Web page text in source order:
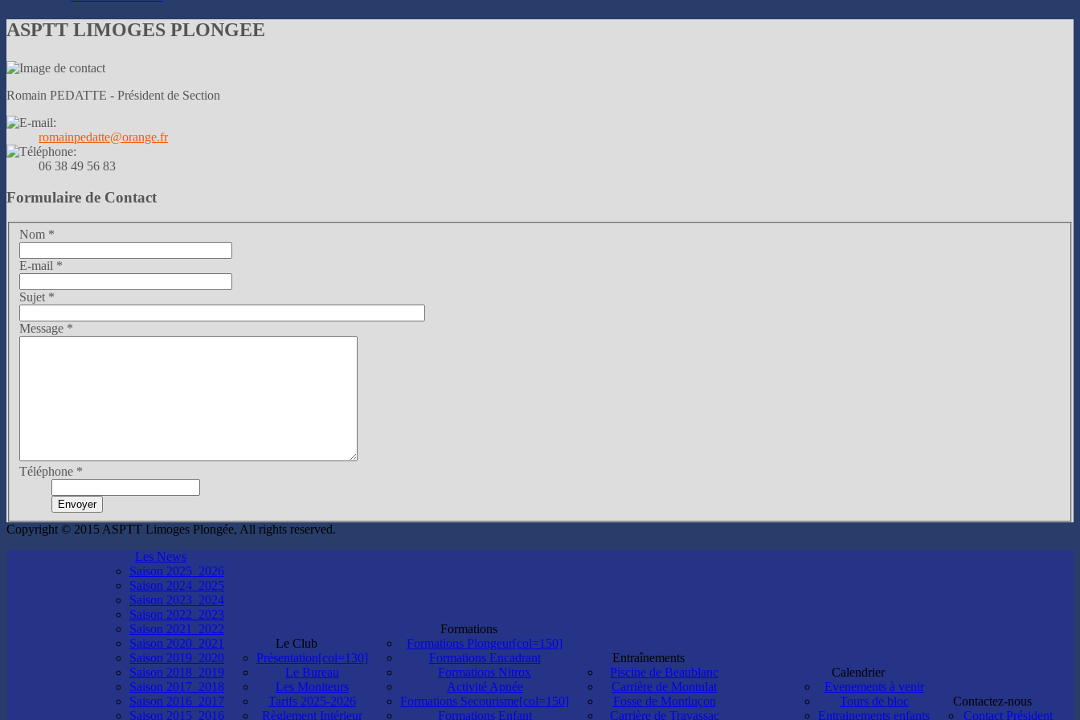
ASPTT LIMOGES PLONGEE
Romain PEDATTE - Président de Section
romainpedatte@orange.fr
06 38 49 56 83
Formulaire de Contact
Nom *
E-mail *
Sujet *
Message *
Téléphone *
Envoyer
Copyright © 2015 ASPTT Limoges Plongée, All rights reserved.
Les News
Saison 2025_2026
Saison 2024_2025
Saison 2023_2024
Saison 2022_2023
Saison 2021_2022
Saison 2020_2021
Saison 2019_2020
Saison 2018_2019
Saison 2017_2018
Saison 2016_2017
Saison 2015_2016
Le Club
Présentation[col=130]
Le Bureau
Les Moniteurs
Tarifs 2025-2026
Règlement Intérieur
Formations
Formations Plongeur[col=150]
Formations Encadrant
Formations Nitrox
Activité Apnée
Formations Secourisme[col=150]
Formations Enfant
Entraînements
Piscine de Beaublanc
Carrière de Montulat
Fosse de Montluçon
Carrière de Travassac
Calendrier
Evenements à venir
Tours de bloc
Entrainements enfants
Contactez-nous
Contact Président